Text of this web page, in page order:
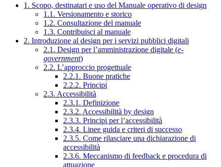
1. Scopo, destinatari e uso del Manuale operativo di design
1.1. Versionamento e storico
1.2. Consultazione del manuale
1.3. Contribuisci al manuale
2. Introduzione al design per i servizi pubblici digitali
2.1. Design per l’amministrazione digitale (e-
government)
2.2. L’approccio progettuale
2.2.1. Buone pratiche
2.2.2. Principi
2.3. Accessibilità
2.3.1. Definizione
2.3.2. Accessibilità by design
2.3.3. Principi per l’accessibilità
2.3.4. Linee guida e criteri di successo
2.3.5. Come rilasciare una dichiarazione di
accessibilità
2.3.6. Meccanismo di feedback e procedura di
attuazione